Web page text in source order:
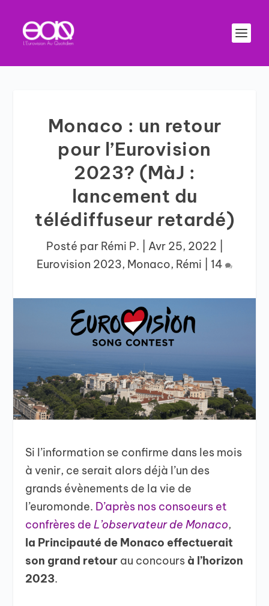
Monaco : un retour
pour l’Eurovision
2023? (MàJ :
lancement du
télédiffuseur retardé)
Posté par Rémi P. Avr 25, 2022
Eurovision 2023, Monaco, Rémi 14
Si l’information se confirme dans les mois
à venir, ce serait alors déjà l’un des
grands évènements de la vie de
l’euromonde. D’après nos consoeurs et
confrères deL’observateur de Monaco,
la Principauté de Monaco effectuerait
son grand retour au concours à l’horizon
2023.